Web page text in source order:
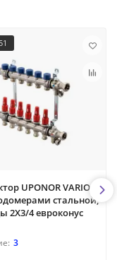
UPONOR VARIO S
стальной,
2X3/4 евроконус
3